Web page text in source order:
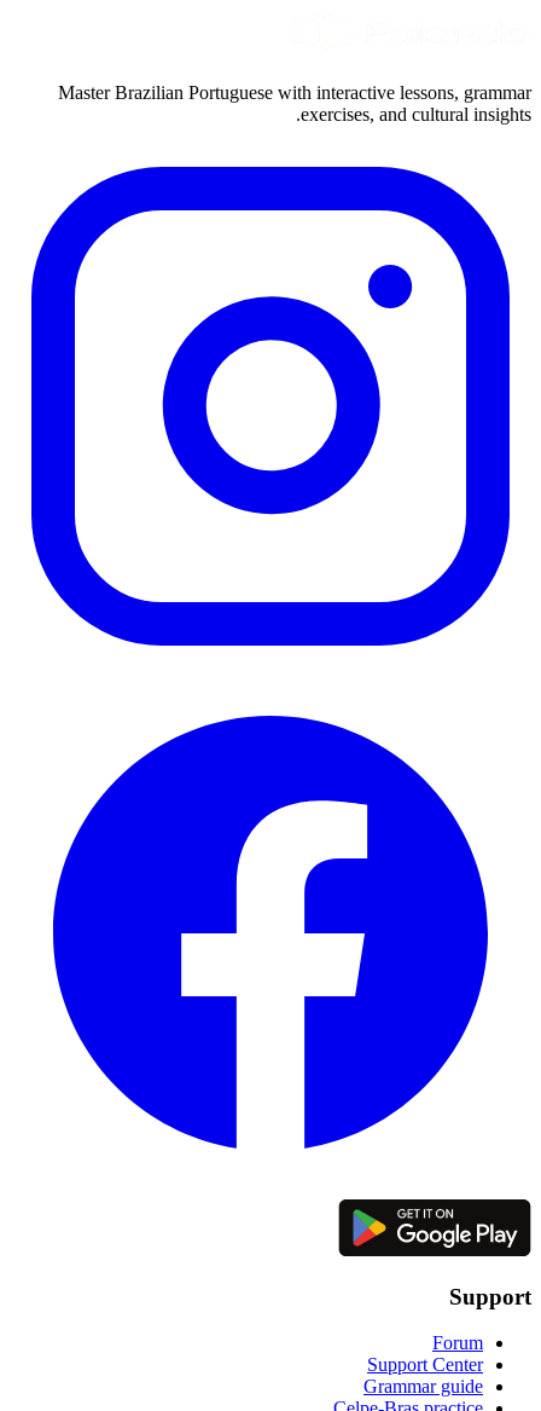
Master Brazilian Portuguese with interactive lessons, grammar
exercises, and cultural insights.
Support
Forum
Support Center
Grammar guide